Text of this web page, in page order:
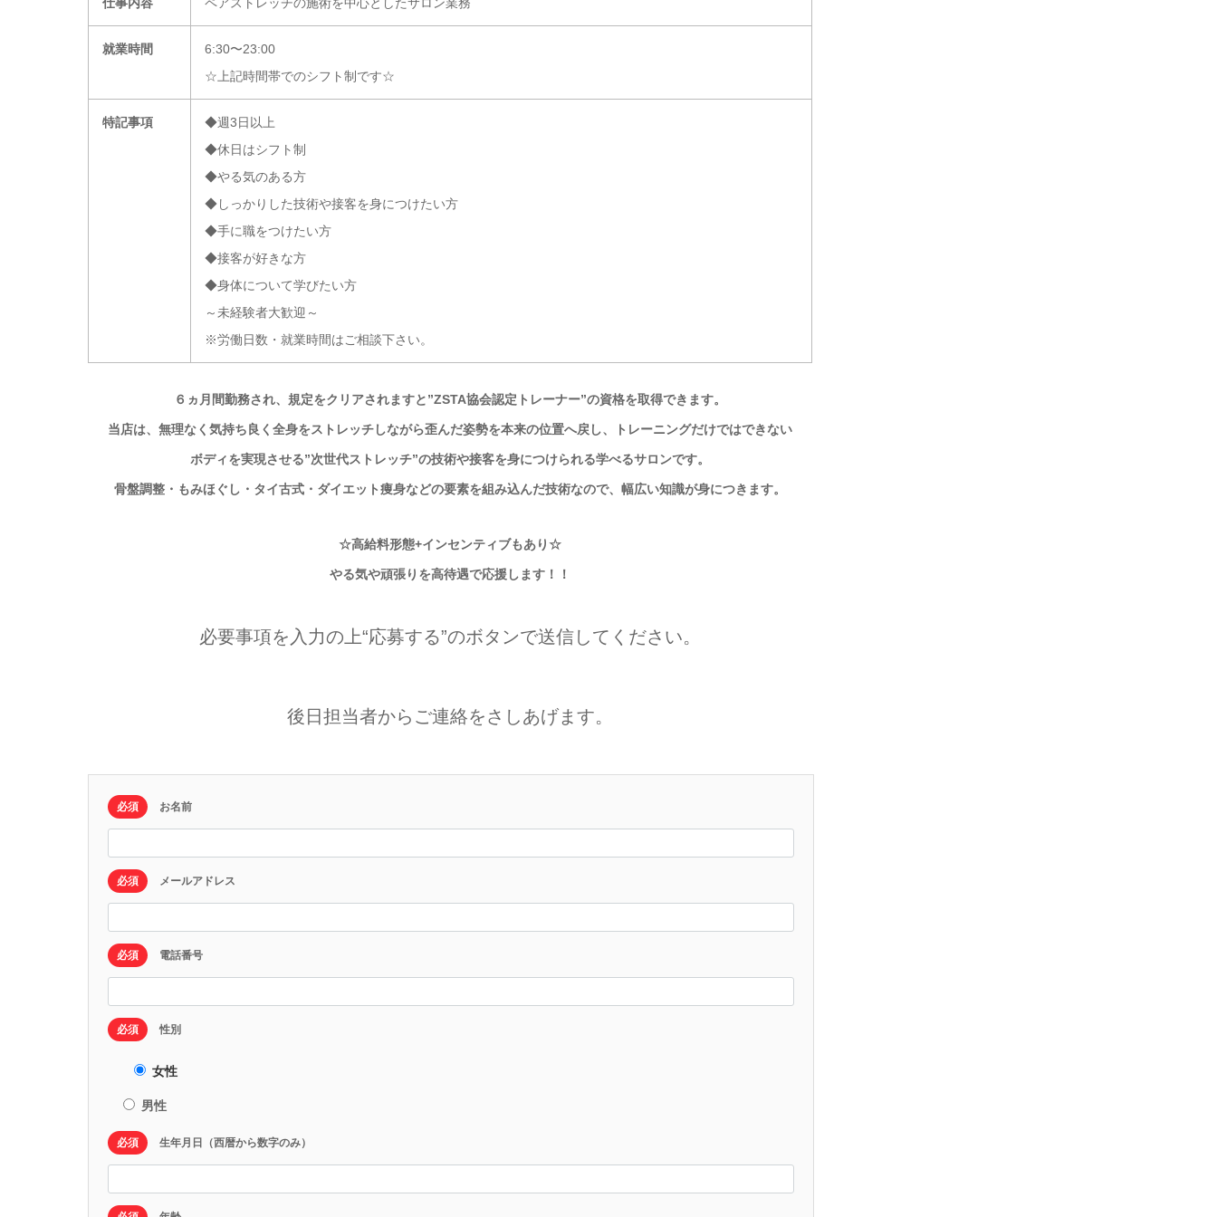
就業時間
6:30〜23:00
☆上記時間帯でのシフト制です☆
特記事項
◆週3日以上
◆休日はシフト制
◆やる気のある方
◆しっかりした技術や接客を身につけたい方
◆手に職をつけたい方
◆接客が好きな方
◆身体について学びたい方
～未経験者大歓迎～
※労働日数・就業時間はご相談下さい。
６ヵ月間勤務され、規定をクリアされますと”ZSTA協会認定トレーナー”の資格を取得できます。
当店は、無理なく気持ち良く 全身をストレッチしながら歪んだ姿勢を本来の位置へ戻し、トレーニングだけではできない
ボディを実現させる”次世代ストレッチ”の技術や接客を身につけられる学べるサロンです。
骨盤調整・もみほぐし・タイ古式・ダイエット痩身などの要素を組み込んだ技術なので、 幅広い知識が身につきます。
☆高給料形態+インセンティブもあり☆
やる気や頑張りを高待遇で応援します！！
必要事項を入力の上“応募する”のボタンで送信してください。
後日担当者からご連絡をさしあげます。
必須 お名前
必須 メールアドレス
必須 電話番号
必須 性別
女性
男性
必須 生年月日（西暦から数字のみ）